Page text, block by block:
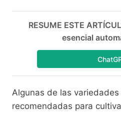
RESUME ESTE
esencial
Algunas de las
recomendadas para